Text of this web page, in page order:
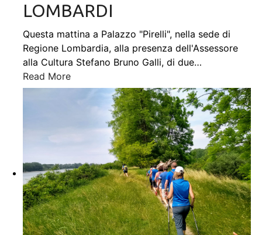
LOMBARDI
Questa mattina a Palazzo "Pirelli", nella sede di
Regione Lombardia, alla presenza dell'Assessore
alla Cultura Stefano Bruno Galli, di due…
Read More